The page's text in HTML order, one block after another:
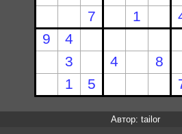
Автор: tailor